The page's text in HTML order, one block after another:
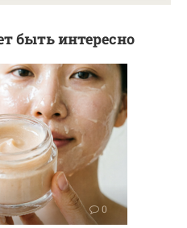
быть интересно
0